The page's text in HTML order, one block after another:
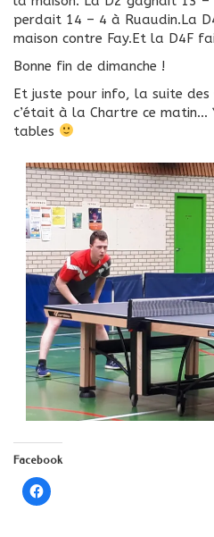
perdait 14 – 4 à Ruaudin.La
maison contre Fay.Et la D4F
Bonne fin de dimanche !
Et juste pour info, la suite des
c’était à la Chartre ce matin…
tables
Facebook
Cliquez
pour